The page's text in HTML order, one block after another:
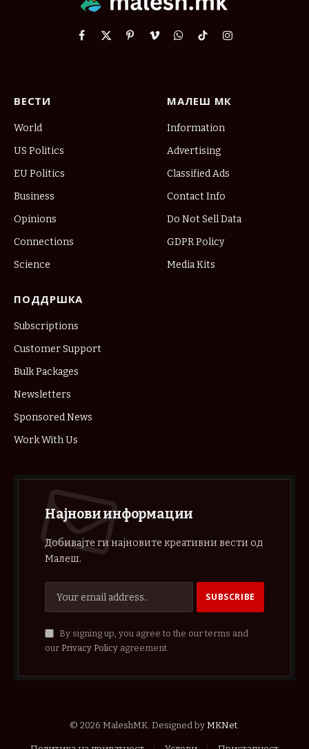
Facebook
X
PinterestVimeoWhatsApp
TikTokInstagram
ВЕСТИ
World
US Politics
EU Politics
Business
Opinions
Connections
Science
МАЛЕШ МК
Information
Advertising
Classified Ads
Contact Info
Do Not Sell Data
GDPR Policy
Media Kits
ПОДДРШКА
Subscriptions
Customer Support
Bulk Packages
Newsletters
Sponsored News
Work With Us
Најнови информации
Добивајте ги најновите креативни вести од
Малеш.
By signing up, you agree to the our terms and
our Privacy Policyagreement.
© 2026 MaleshMK. Designed by MKNet.